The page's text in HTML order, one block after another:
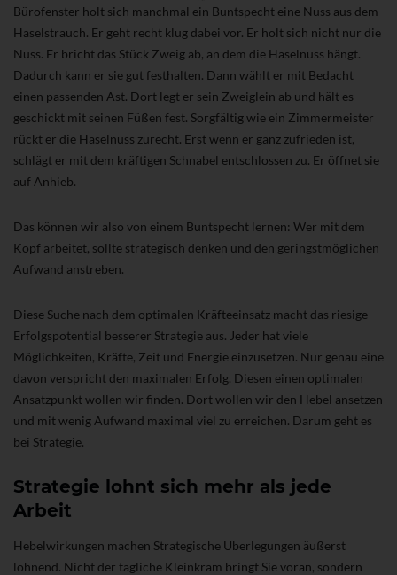
Bürofenster holt sich manchmal ein Buntspecht eine Nuss aus dem
Haselstrauch. Er geht recht klug dabei vor. Er holt sich nicht nur die
Nuss. Er bricht das Stück Zweig ab, an dem die Haselnuss hängt.
Dadurch kann er sie gut festhalten. Dann wählt er mit Bedacht
einen passenden Ast. Dort legt er sein Zweiglein ab und hält es
geschickt mit seinen Füßen fest. Sorgfältig wie ein Zimmermeister
rückt er die Haselnuss zurecht. Erst wenn er ganz zufrieden ist,
schlägt er mit dem kräftigen Schnabel entschlossen zu. Er öffnet sie
auf Anhieb.
Das können wir also von einem Buntspecht lernen: Wer mit dem
Kopf arbeitet, sollte strategisch denken und den geringstmöglichen
Aufwand anstreben.
Diese Suche nach dem optimalen Kräfteeinsatz macht das riesige
Erfolgspotential besserer Strategie aus. Jeder hat viele
Möglichkeiten, Kräfte, Zeit und Energie einzusetzen. Nur genau eine
davon verspricht den maximalen Erfolg. Diesen einen optimalen
Ansatzpunkt wollen wir finden. Dort wollen wir den Hebel ansetzen
und mit wenig Aufwand maximal viel zu erreichen. Darum geht es
bei Strategie.
Strategie lohnt sich mehr als jede
Arbeit
Hebelwirkungen machen Strategische Überlegungen äußerst
lohnend. Nicht der tägliche Kleinkram bringt Sie voran, sondern